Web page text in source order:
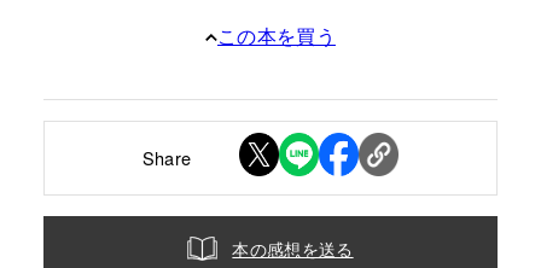
この本を買う
Share
本の感想を送る